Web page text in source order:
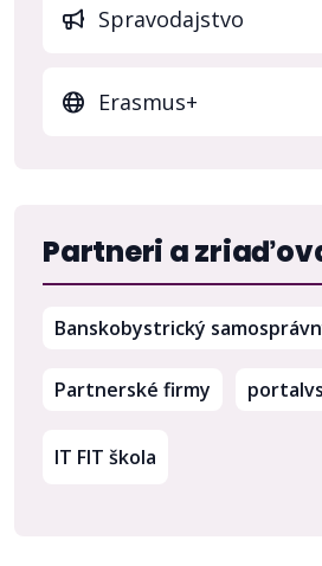
Spravodajstvo
Erasmus+
Partneri a
Banskobystrický
Partnerské firmy
IT FIT škola